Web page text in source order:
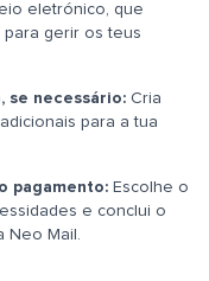
eletrónico, que
para gerir os teus
se necessário: Cria
para a tua
pagamento: Escolhe o
e conclui o
Neo Mail.